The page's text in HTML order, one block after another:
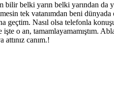
bilir belki yarın belki yarından da
tek vatanımdan beni dünyada
geçtim. Nasıl olsa telefonla
işte o an, tamamlayamamıştım.
canım.!